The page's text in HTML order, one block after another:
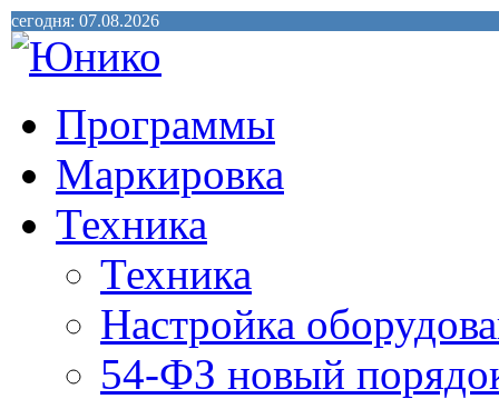
сегодня: 07.08.2026
Программы
Маркировка
Техника
Техника
Настройка
54-ФЗ новый